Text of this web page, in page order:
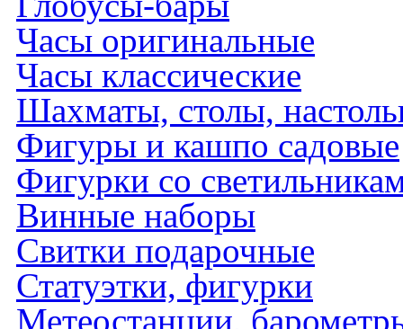
Часы оригинальные
Часы классические
Шахматы, столы,
Фигуры и кашпо садовые
Фигурки со
Винные наборы
Свитки подарочные
Статуэтки, фигурки
Метеостанции,